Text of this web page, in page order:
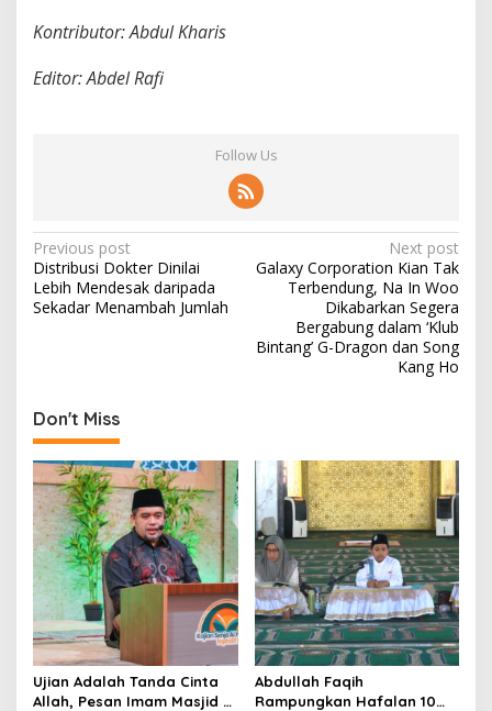
Kontributor: Abdul Kharis
Editor: Abdel Rafi
Follow Us
P
o
s
a
v
i
g
a
t
i
o
n
Previous post
Distribusi Dokter Dinilai
Lebih Mendesak daripada
Sekadar Menambah Jumlah
Next post
Galaxy Corporation Kian Tak
Terbendung, Na In Woo
Dikabarkan Segera
Bergabung dalam ‘Klub
Bintang’ G-Dragon dan Song
Kang Ho
Don't Miss
Ujian Adalah Tanda Cinta
Allah, Pesan Imam Masjid Al
Abdullah Faqih
Rampungkan Hafalan 10